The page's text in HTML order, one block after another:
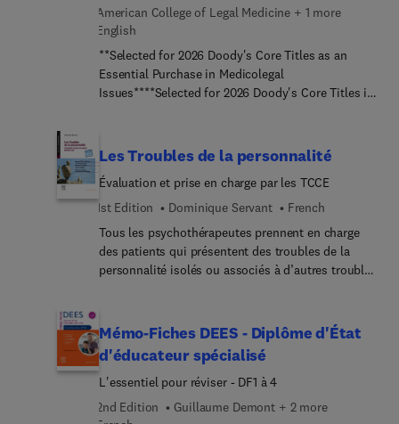
American College of Legal Medicine + 1 more
English
**Selected for 2026 Doody's Core Titles as an
Essential Purchase in Medicolegal
Issues****Selected for 2026 Doody's Core Titles in
Care Law and Medical Ethics, 8th Edition, remains
the premier treatise in this increasingly important
area of medical practice. In the midst of a
progressively litigious culture, this essential
reference provides up-to-date information on
topics surrounding professional medical liability,
the business aspects of medical practice, and
medicolegal and ethical issues, offering
Les Troubles de la personnalité
Évaluation et prise en charge par les TCCE
1st Edition
Dominique Servant
French
Tous les psychothérapeutes prennent en charge
des patients qui présentent des troubles de la
personnalité isolés ou associés à d’autres troubles
la personnalité, et nombre d’entre eux présentent,
en outre, plusieurs traits appartenant à différentes
catégories, aboutissant à des tableaux cliniques
variés et parfois complexes.L’évaluati... clinique
catégorielle et dimensionnelle est donc essentielle
pour une bonne prise en charge, dans laquelle les
Mémo-Fiches DEES - Diplôme d'État
d'éducateur spécialisé
L'essentiel pour réviser - DF1 à 4
2nd Edition
Guillaume Demont + 2 more